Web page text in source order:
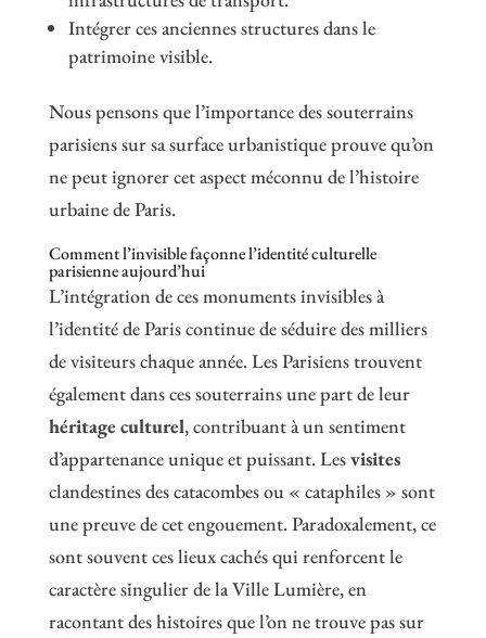
Intégrer ces anciennes structures dans le
patrimoine visible.
Nous pensons que l’importance des souterrains
parisiens sur sa surface urbanistique prouve qu’on
ne peut ignorer cet aspect méconnu de l’histoire
urbaine de Paris.
Comment l’invisible façonne l’identité culturelle
parisienne aujourd’hui
L’intégration de ces monuments invisibles à
l’identité de Paris continue de séduire des milliers
de visiteurs chaque année. Les Parisiens trouvent
également dans ces souterrains une part de leur
héritage culturel, contribuant à un sentiment
d’appartenance unique et puissant. Lesvisites
clandestines des catacombes ou « cataphiles » sont
une preuve de cet engouement. Paradoxalement, ce
sont souvent ces lieux cachés qui renforcent le
caractère singulier de la Ville Lumière, en
racontant des histoires que l’on ne trouve pas sur